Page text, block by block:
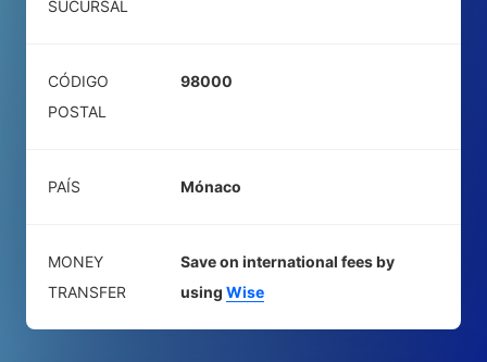
SUCURSAL
CÓDIGO
POSTAL
98000
PAÍS Mónaco
MONEY
TRANSFER
Save on international fees by
using Wise